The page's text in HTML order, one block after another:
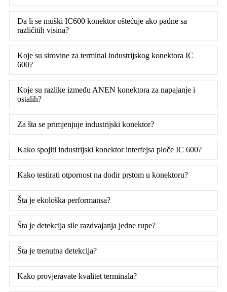
Da li se muški IC600 konektor oštećuje ako padne sa
različitih visina?
Koje su sirovine za terminal industrijskog konektora IC
600?
Koje su razlike između ANEN konektora za napajanje i
ostalih?
Za šta se primjenjuje industrijski konektor?
Kako spojiti industrijski konektor interfejsa ploče IC 600?
Kako testirati otpornost na dodir prstom u konektoru?
Šta je ekološka performansa?
Šta je detekcija sile razdvajanja jedne rupe?
Šta je trenutna detekcija?
Kako provjeravate kvalitet terminala?